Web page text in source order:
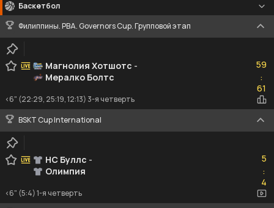
Баскетбол
Филиппины. PBA. Governors Cup. Групповой этап
Магнолия Хотшотс -
Мералко Болтс
59
:61
61
<6" (22:29, 25:19, 12:13) 3-я четверть
BSKT Cup International
НС Буллс -
Олимпия
5
:4
4
<6" (5:4) 1-я четверть